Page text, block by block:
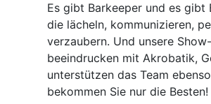
Es gibt Barkeeper und es gibt
die lächeln, kommunizieren,
verzaubern. Und unsere
beeindrucken mit Akrobatik,
unterstützen das Team
bekommen Sie nur die Besten!